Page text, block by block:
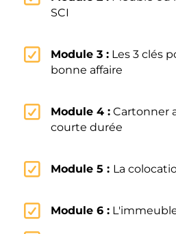
SCI
Module 3 :Les 3 clés
bonne affaire
Module 4 :Cartonner
courte durée
Module 5 : La
Module 6 :